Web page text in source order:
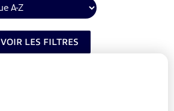
VOIR LES FILTRES